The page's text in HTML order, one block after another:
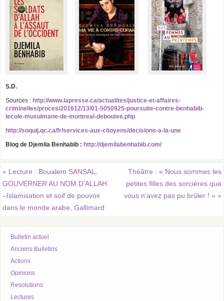
S.D.
Sources : http://www.lapresse.ca/actualites/justice-et-affaires-
criminelles/proces/201612/13/01-5050925-poursuite-contre-benhabib-
lecole-musulmane-de-montreal-deboutee.php
http://soquij.qc.ca/fr/services-aux-citoyens/decisions-a-la-une
Blog de Djemila Benhabib : http://djemilabenhabib.com/
« Lecture : Boualem SANSAL,
GOUVERNER AU NOM D’ALLAH
–Islamisation et soif de pouvoir
dans le monde arabe, Gallimard
Théâtre : « Nous sommes les
petites filles des sorcières que
vous n’avez pas pu brûler ! » »
Bulletin actuel
Anciens Bulletins
Actions
Opinions
Resolutions
Lectures